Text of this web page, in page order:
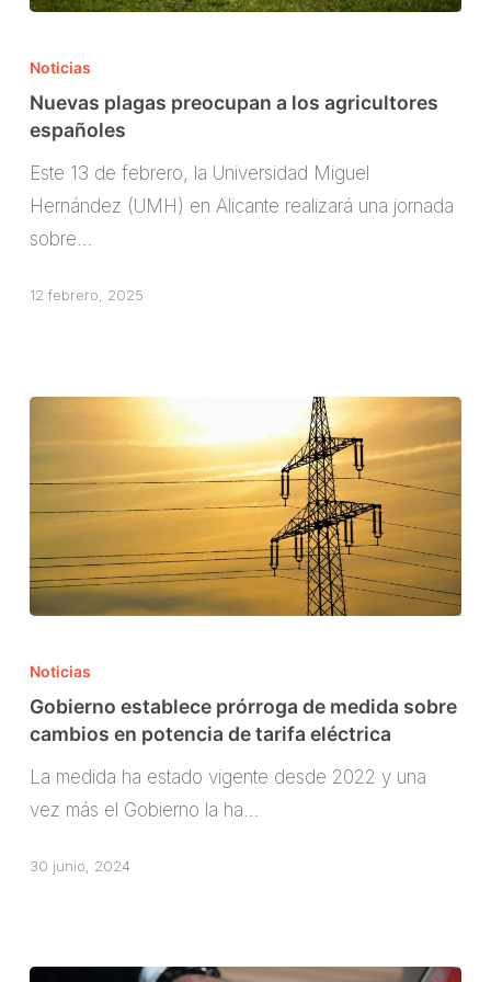
plagas
preocupan
a
agricultores
Noticias
Nuevas plagas preocupan a los agricultores
españoles
Este 13 de febrero, la Universidad Miguel
Hernández (UMH) en Alicante realizará una jornada
sobre…
12 febrero, 2025
establece
prórroga
de
en
Noticias
Gobierno establece prórroga de medida sobre
cambios en potencia de tarifa eléctrica
La medida ha estado vigente desde 2022 y una
vez más el Gobierno la ha…
30 junio, 2024